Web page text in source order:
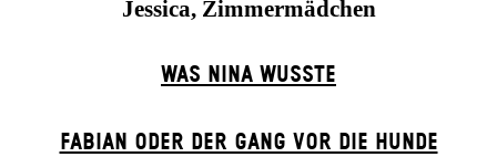
Jessica, Zimmermädchen
WAS NINA WUSSTE
FABIAN ODER DER GANG VOR DIE HUNDE